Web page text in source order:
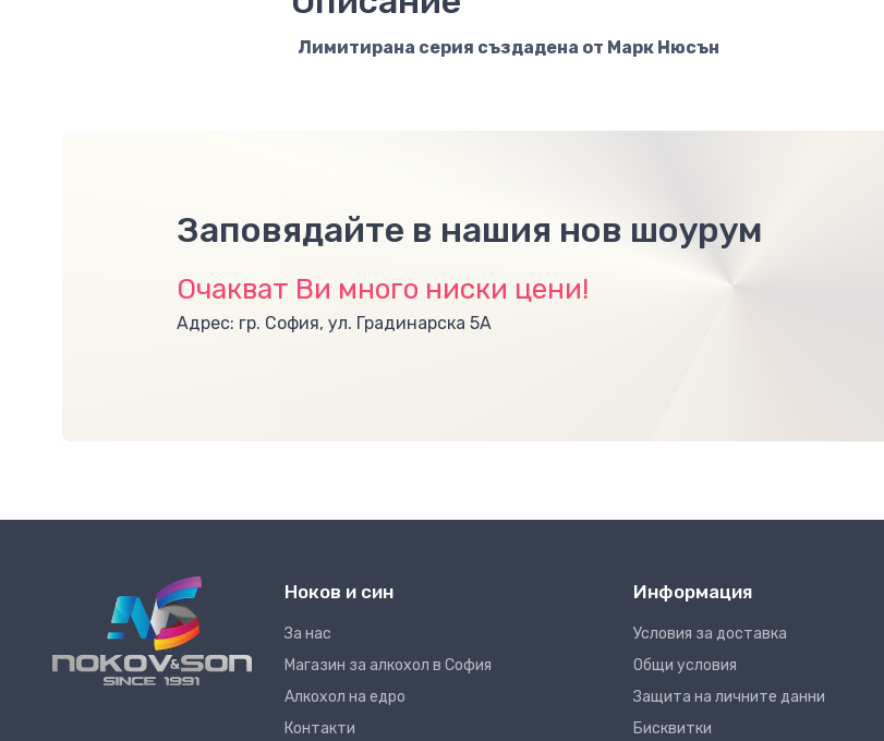
Лимитирана серия създадена от Марк Нюсън
Заповядайте в нашия нов шоурум
Очакват Ви много ниски цени!
Адрес: гр. София, ул. Градинарска 5А
Ноков и син
За нас
Магазин за алкохол в София
Алкохол на едро
Контакти
Информация
Условия за доставка
Общи условия
Защита на личните данни
Бисквитки